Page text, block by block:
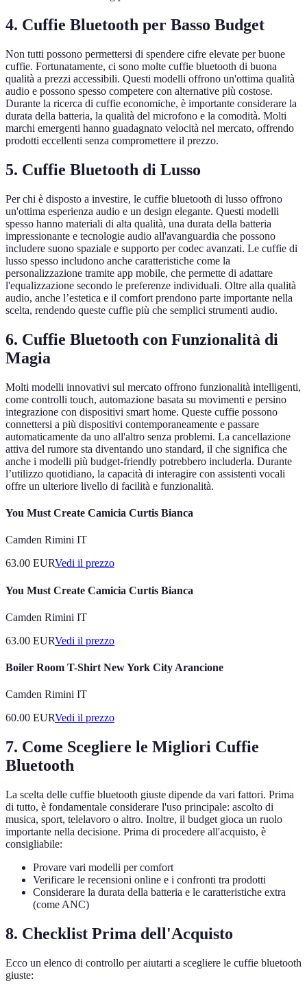
4. Cuffie Bluetooth per Basso Budget
Non tutti possono permettersi di spendere cifre elevate per buone
cuffie. Fortunatamente, ci sono molte cuffie bluetooth di buona
qualità a prezzi accessibili. Questi modelli offrono un'ottima qualità
audio e possono spesso competere con alternative più costose.
Durante la ricerca di cuffie economiche, è importante considerare la
durata della batteria, la qualità del microfono e la comodità. Molti
marchi emergenti hanno guadagnato velocità nel mercato, offrendo
prodotti eccellenti senza compromettere il prezzo.
5. Cuffie Bluetooth di Lusso
Per chi è disposto a investire, le cuffie bluetooth di lusso offrono
un'ottima esperienza audio e un design elegante. Questi modelli
spesso hanno materiali di alta qualità, una durata della batteria
impressionante e tecnologie audio all'avanguardia che possono
includere suono spaziale e supporto per codec avanzati. Le cuffie di
lusso spesso includono anche caratteristiche come la
personalizzazione tramite app mobile, che permette di adattare
l'equalizzazione secondo le preferenze individuali. Oltre alla qualità
audio, anche l’estetica e il comfort prendono parte importante nella
scelta, rendendo queste cuffie più che semplici strumenti audio.
6. Cuffie Bluetooth con Funzionalità di
Magia
Molti modelli innovativi sul mercato offrono funzionalità intelligenti,
come controlli touch, automazione basata su movimenti e persino
integrazione con dispositivi smart home. Queste cuffie possono
connettersi a più dispositivi contemporaneamente e passare
automaticamente da uno all'altro senza problemi. La cancellazione
attiva del rumore sta diventando uno standard, il che significa che
anche i modelli più budget-friendly potrebbero includerla. Durante
l’utilizzo quotidiano, la capacità di interagire con assistenti vocali
offre un ulteriore livello di facilità e funzionalità.
You Must Create Camicia Curtis Bianca
Camden Rimini IT
63.00 EURVedi il prezzo
You Must Create Camicia Curtis Bianca
Camden Rimini IT
63.00 EURVedi il prezzo
Boiler Room T-Shirt New York City Arancione
Camden Rimini IT
60.00 EURVedi il prezzo
7. Come Scegliere le Migliori Cuffie
Bluetooth
La scelta delle cuffie bluetooth giuste dipende da vari fattori. Prima
di tutto, è fondamentale considerare l'uso principale: ascolto di
musica, sport, telelavoro o altro. Inoltre, il budget gioca un ruolo
importante nella decisione. Prima di procedere all'acquisto, è
consigliabile:
Provare vari modelli per comfort
Verificare le recensioni online e i confronti tra prodotti
Considerare la durata della batteria e le caratteristiche extra
(come ANC)
8. Checklist Prima dell'Acquisto
Ecco un elenco di controllo per aiutarti a scegliere le cuffie bluetooth
giuste: